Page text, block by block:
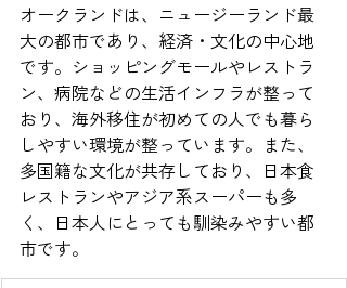
オークランドは、ニュージーランド最
大の都市であり、経済・文化の中心地
です。ショッピングモールやレストラ
ン、病院などの生活インフラが整って
おり、海外移住が初めての人でも暮ら
しやすい環境が整っています。また、
多国籍な文化が共存しており、日本食
レストランやアジア系スーパーも多
く、日本人にとっても馴染みやすい都
市です。